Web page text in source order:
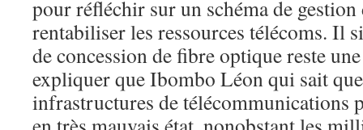
pour réfléchir sur un schéma de
rentabiliser les ressources télécoms. Il
de concession de fibre optique reste
expliquer que Ibombo Léon qui sait
infrastructures de télécommunications